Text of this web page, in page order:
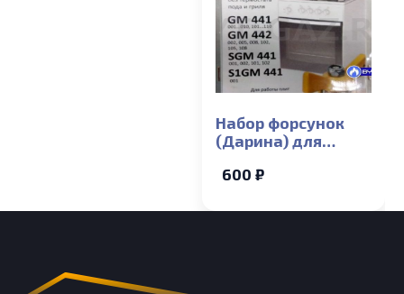
Набор форсунок
(Дарина) для
сжиженный газ d
0,83-1шт, Винты
600 ₽